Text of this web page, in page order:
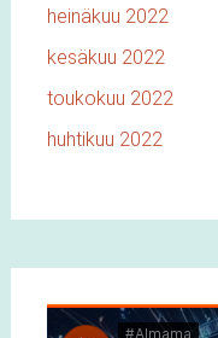
heinäkuu 2022
kesäkuu 2022
toukokuu 2022
huhtikuu 2022